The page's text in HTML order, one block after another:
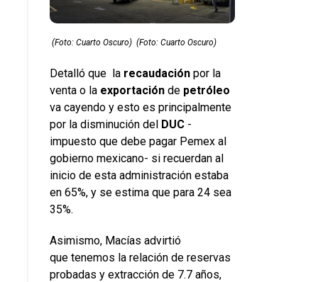
(Foto: Cuarto Oscuro) (Foto: Cuarto Oscuro)
Detalló que la recaudaciónpor la
venta o la exportaciónde petróleo
va cayendo y esto es principalmente
por la disminución del DUC-
impuesto que debe pagar Pemex al
gobierno mexicano- si recuerdan al
inicio de esta administración estaba
en 65%, y se estima que para 24 sea
35%.
Asimismo, Macías advirtió
que tenemos la relación de reservas
probadas y extracción de 7.7 años,